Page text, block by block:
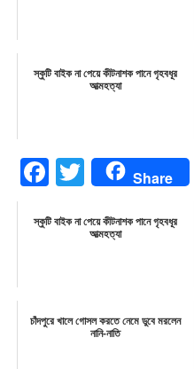
স্কুটি বাইক না পেয়ে কীটনাশক পানে গৃহবধূর
আত্মহত্যা
Facebook
Twitter Share
স্কুটি বাইক না পেয়ে কীটনাশক পানে গৃহবধূর
আত্মহত্যা
চাঁদপুরে খালে গোসল করতে নেমে ডুবে মরলেন
নানি-নাতি